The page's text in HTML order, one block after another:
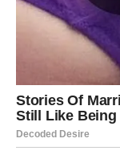
Sve
Pred vama su
RAK
Rakovi su među